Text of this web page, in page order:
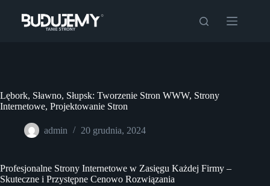
Lębork, Sławno, Słupsk: Tworzenie Stron WWW, Strony
Internetowe, Projektowanie Stron
admin 20 grudnia, 2024
Profesjonalne Strony Internetowe w Zasięgu Każdej Firmy –
Skuteczne i Przystępne Cenowo Rozwiązania